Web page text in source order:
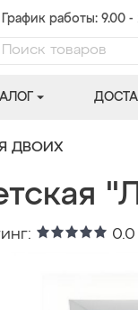
График работы: 9.00 -
ДВОИХ
0.0